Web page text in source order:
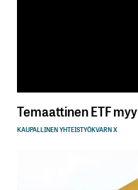
Temaattinen ETF
KAUPALLINEN YHTEISTYÖKVARN X